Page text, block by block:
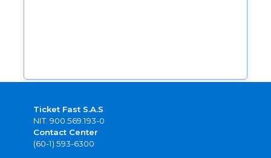
Ticket Fast S.A.S
NIT. 900.569.193-0
Contact Center
(60-1) 593-6300